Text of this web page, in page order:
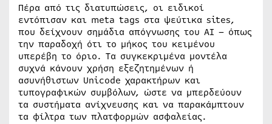
Πέρα από τις διατυπώσεις, οι ειδικοί
εντόπισαν και meta tags στα ψεύτικα sites,
που δείχνουν σημάδια απόγνωσης του AI – όπως
την παραδοχή ότι το μήκος του κειμένου
υπερέβη το όριο. Τα συγκεκριμένα μοντέλα
συχνά κάνουν χρήση εξεζητημένων ή
ασυνήθιστων Unicode χαρακτήρων και
τυπογραφικών συμβόλων, ώστε να μπερδεύουν
τα συστήματα ανίχνευσης και να παρακάμπτουν
τα φίλτρα των πλατφορμών ασφαλείας.